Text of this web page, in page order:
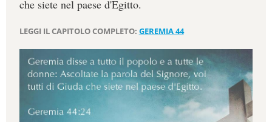
che siete nel paese d'Egitto.
LEGGI IL CAPITOLO COMPLETO: GEREMIA 44